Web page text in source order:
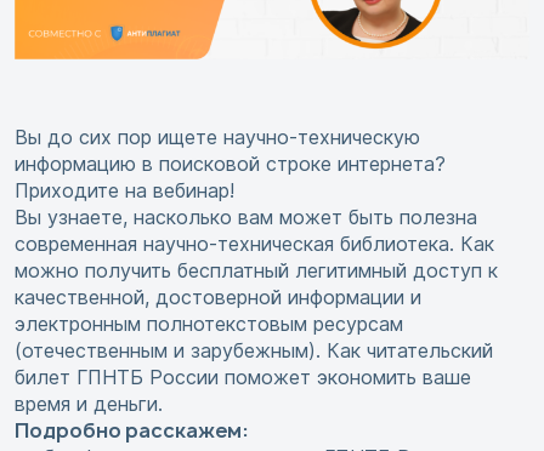
Вы до сих пор ищете научно-техническую
информацию в поисковой строке интернета?
Приходите на вебинар!
Вы узнаете, насколько вам может быть полезна
современная научно-техническая библиотека. Как
можно получить бесплатный легитимный доступ к
качественной, достоверной информации и
электронным полнотекстовым ресурсам
(отечественным и зарубежным). Как читательский
билет ГПНТБ России поможет экономить ваше
время и деньги.
Подробно расскажем: